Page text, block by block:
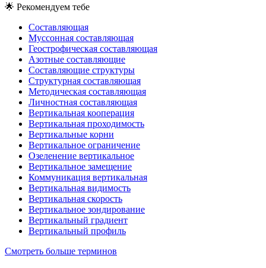
🌟 Рекомендуем тебе
Составляющая
Муссонная составляющая
Геострофическая составляющая
Азотные составляющие
Составляющие структуры
Структурная составляющая
Методическая составляющая
Личностная составляющая
Вертикальная кооперация
Вертикальная проходимость
Вертикальные корни
Вертикальное ограничение
Озеленение вертикальное
Вертикальное замещение
Коммуникация вертикальная
Вертикальная видимость
Вертикальная скорость
Вертикальное зондирование
Вертикальный градиент
Вертикальный профиль
Смотреть больше терминов